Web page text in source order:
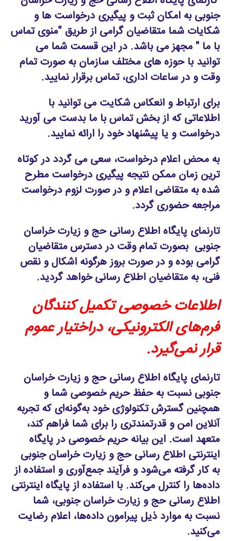
جنوبی به امکان ثبت و پیگیری درخواست ها و
شکایات شما متقاضیان گرامی از طریق "منوی تماس
با ما " مجهز می باشد. در این قسمت شما می
توانید با حوزه های مختلف سازمان به صورت تمام
وقت و در ساعات اداری، تماس برقرار نمایید.
برای ارتباط و انعکاس شکایت می توانید با
اطلاعاتی که از بخش تماس با ما بدست می آورید
درخواست و یا پیشنهاد خود را ارائه نمایید.
به محض اعلام درخواست، سعی می گردد در کوتاه
ترین زمان ممکن نتیجه پیگیری درخواست مطرح
شده به متقاضی اعلام و در صورت لزوم درخواست
مراجعه حضوری گردد.
تارنمای پایگاه اطلاع رسانی حج و زیارت خراسان
جنوبی بصورت تمام وقت در دسترس متقاضیان
گرامی بوده و در صورت بروز هرگونه اشکال و نقص
فنی، به متقاضیان اطلاع رسانی خواهد گردید.
اطلاعات خصوصی تکمیل کنندگان
فرم‌های الکترونیکی، دراختیار عموم
قرار نمی‌گیرد.
تارنمای پایگاه اطلاع رسانی حج و زیارت خراسان
جنوبی نسبت به حفظ حریم خصوصی شما و
همچنین گسترش تکنولوژی خود به‌گونه‌ای که تجربه
آنلاین امن و قدرتمندتری را برای شما فراهم کند،
متعهد است. این بیانه حریم خصوصی در پایگاه
اینترنتی اطلاع رسانی حج و زیارت خراسان جنوبی
به کار گرفته می‌شود و فرآیند جمع‌آوری و استفاده از
داده‌ها را کنترل می‌کند. با استفاده از پایگاه اینترنتی
اطلاع رسانی حج و زیارت خراسان جنوبی، شما
نسبت به موارد ذیل پیرامون داده‌ها، اعلام رضایت
می‌کنید.